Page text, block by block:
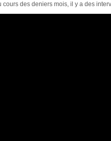
des deniers mois, il y a des